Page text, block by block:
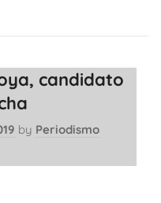
candidato
by Periodismo